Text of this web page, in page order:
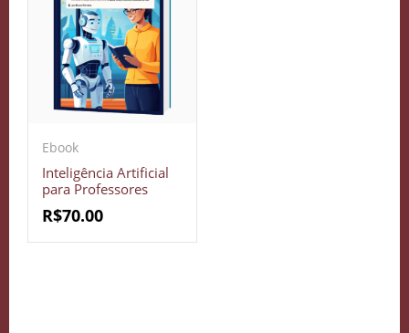
Ebook
Inteligência Artificial
para Professores
R$70.00